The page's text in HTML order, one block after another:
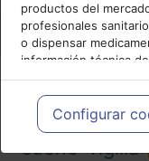
productos del
profesionales
o dispensar
información técnica
meramente
profesionales
cada caso concreto,
necesidades del
Configurar
Actualidad
sueño-vigilia